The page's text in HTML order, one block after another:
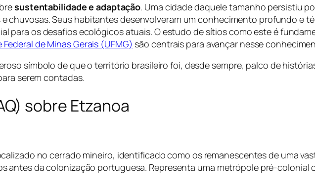
sustentabilidade e adaptação. Uma cidade daquele tamanho persistiu
chuvosas. Seus habitantes desenvolveram um conhecimento profundo e
para os desafios ecológicos atuais. O estudo de sítios como este é
de Minas Gerais (UFMG) são centrais para avançar nesse
símbolo de que o território brasileiro foi, desde sempre, palco de
serem contadas.
sobre Etzanoa
no cerrado mineiro, identificado como os remanescentes de uma
antes da colonização portuguesa. Representa uma metrópole pré-colonial